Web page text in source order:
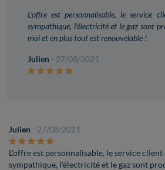
L'offre est personnalisable, le service
sympathique, l'électricité et le gaz sont
moi et en plus tout est renouvelable !
Julien - 27/08/2021
Julien - 27/08/2021
L'offre est personnalisable, le service client
sympathique, l'électricité et le gaz sont